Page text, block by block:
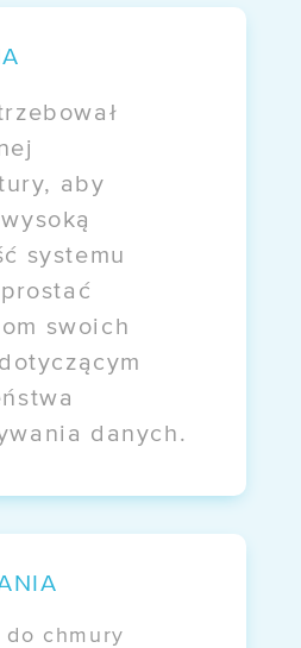
aby
systemu
swoich
danych.
do chmury